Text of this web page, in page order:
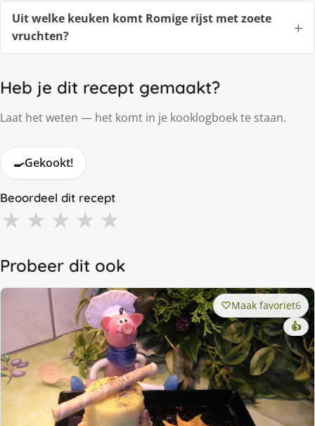
Uit welke keuken komt Romige rijst met zoete
vruchten?
Heb je dit recept gemaakt?
Laat het weten — het komt in je kooklogboek te staan.
🍳Gekookt!
Beoordeel dit recept
★ ★ ★ ★ ★
Probeer dit ook
Maak favoriet6
👍